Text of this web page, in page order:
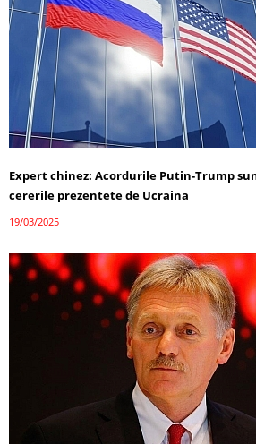
Expert chinez: Acordurile Putin-Trump
cererile prezentete de Ucraina
19/03/2025